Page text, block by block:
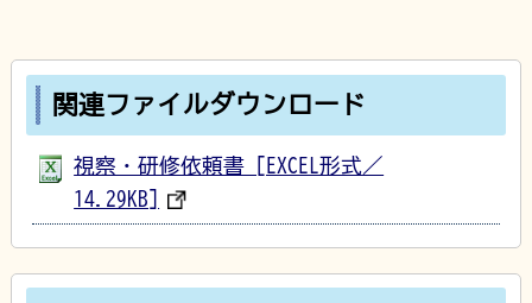
関連ファイルダウンロード
視察・研修依頼書 [EXCEL形式／
14.29KB]